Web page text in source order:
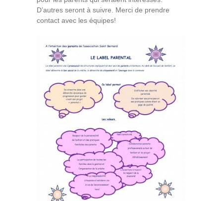
D’autres seront à suivre. Merci de prendre
contact avec les équipes!